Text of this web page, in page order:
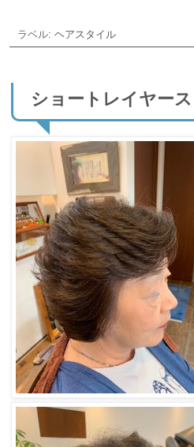
ラベル: ヘアスタイル
ショートレイヤー